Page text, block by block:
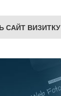
САЙТ ВИЗИТКУ